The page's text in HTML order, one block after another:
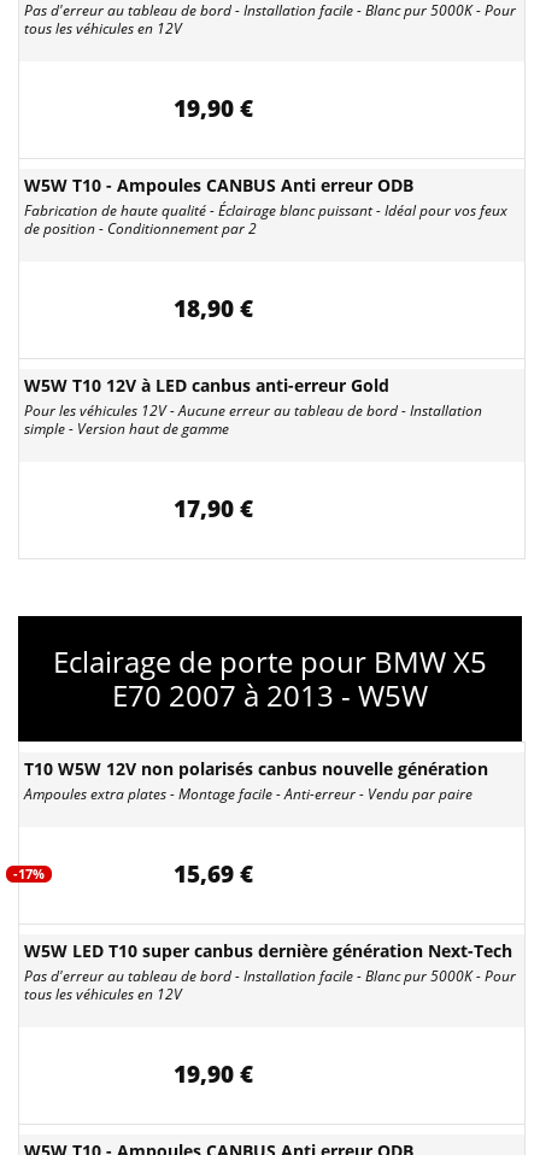
Pas d'erreur au tableau de bord - Installation facile - Blanc pur 5000K - Pour
tous les véhicules en 12V
19,90 €
W5W T10 - Ampoules CANBUS Anti erreur ODB
Fabrication de haute qualité - Éclairage blanc puissant - Idéal pour vos feux
de position - Conditionnement par 2
18,90 €
W5W T10 12V à LED canbus anti-erreur Gold
Pour les véhicules 12V - Aucune erreur au tableau de bord - Installation
simple - Version haut de gamme
17,90 €
Eclairage de porte pour BMW X5
E70 2007 à 2013 - W5W
T10 W5W 12V non polarisés canbus nouvelle génération
Ampoules extra plates - Montage facile - Anti-erreur - Vendu par paire
-17% 15,69 €
W5W LED T10 super canbus dernière génération Next-Tech
Pas d'erreur au tableau de bord - Installation facile - Blanc pur 5000K - Pour
tous les véhicules en 12V
19,90 €